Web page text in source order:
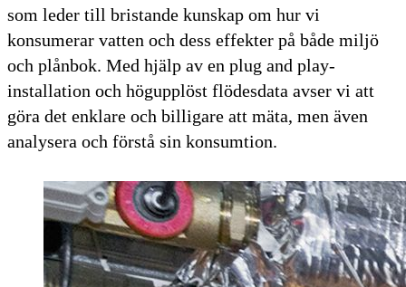
som leder till bristande kunskap om hur vi
konsumerar vatten och dess effekter på både miljö
och plånbok. Med hjälp av en plug and play-
installation och högupplöst flödesdata avser vi att
göra det enklare och billigare att mäta, men även
analysera och förstå sin konsumtion.